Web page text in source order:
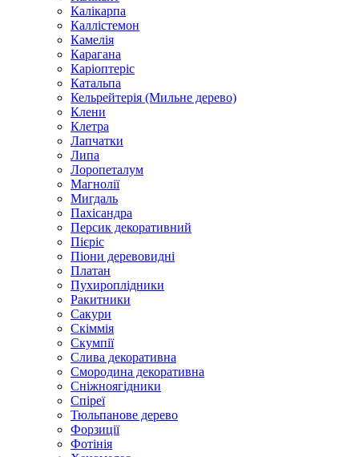
Калікарпа
Каллістемон
Камелія
Карагана
Каріоптеріс
Катальпа
Кельрейтерія (Мильне дерево)
Клени
Клетра
Лапчатки
Липа
Лоропеталум
Магнолії
Мигдаль
Пахісандра
Персик декоративний
Пієріс
Піони деревовидні
Платан
Пухироплідники
Ракитники
Сакури
Скіммія
Скумпії
Слива декоративна
Смородина декоративна
Сніжноягідники
Спіреї
Тюльпанове дерево
Форзиції
Фотінія